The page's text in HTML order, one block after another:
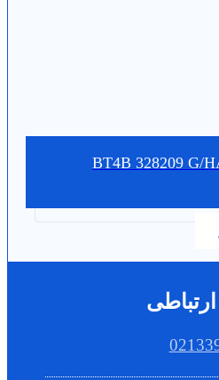
BT4B 328209 G/